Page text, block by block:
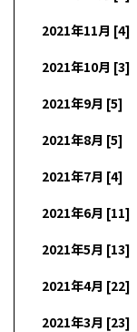
2021年11月 [4]
2021年10月 [3]
2021年9月 [5]
2021年8月 [5]
2021年7月 [4]
2021年6月 [11]
2021年5月 [13]
2021年4月 [22]
2021年3月 [23]